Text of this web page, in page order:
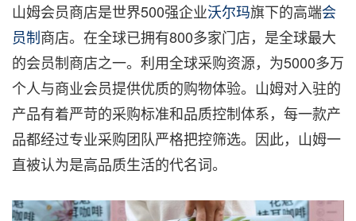
山姆会员商店是世界500强企业沃尔玛旗下的高端会
员制商店。 在全球已拥有800多家门店，是全球最大
的会员制商店之一。利用全球采购资源，为5000多万
个人与商业会员提供优质的购物体验。山姆对入驻的
产品有着严苛的采购标准和品质控制体系，每一款产
品都经过专业采购团队严格把控筛选。因此，山姆一
直被认为是高品质生活的代名词。